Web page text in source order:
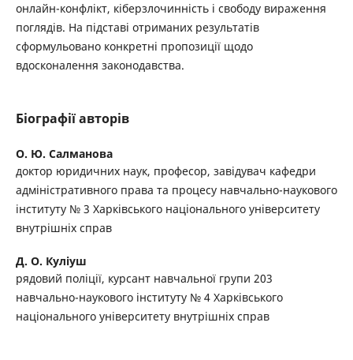
онлайн-конфлікт, кіберзлочинність і свободу вираження
поглядів. На підставі отриманих результатів
сформульовано конкретні пропозиції щодо
вдосконалення законодавства.
Біографії авторів
О. Ю. Салманова
доктор юридичних наук, професор, завідувач кафедри
адміністративного права та процесу навчально-наукового
інституту № 3 Харківського національного університету
внутрішніх справ
Д. О. Куліуш
рядовий поліції, курсант навчальної групи 203
навчально-наукового інституту № 4 Харківського
національного університету внутрішніх справ